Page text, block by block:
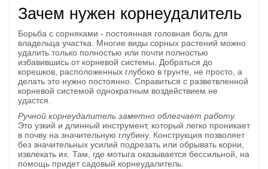
Зачем нужен корнеудалитель
Борьба с сорняками - постоянная головная боль для
владельца участка. Многие виды сорных растений можно
удалить только полностью или почти полностью
избавившись от корневой системы. Добраться до
корешков, расположенных глубоко в грунте, не просто, а
делать это нужно постоянно. Справиться с разветвленной
корневой системой однократным воздействием не
удастся.
Ручной корнеудалитель заметно облегчает работу.
Это узкий и длинный инструмент, который легко проникает
в почву на значительную глубину. Конструкция позволяет
без значительных усилий подрезать или обрывать корни,
извлекать их. Там, где мотыга оказывается бессильной, на
помощь придет садовый корнеудалитель.